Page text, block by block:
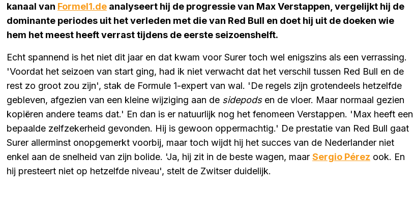
kanaal van Formel1.de analyseert hij de progressie van Max Verstappen, vergelijkt hij de
dominante periodes uit het verleden met die van Red Bull en doet hij uit de doeken wie
hem het meest heeft verrast tijdens de eerste seizoenshelft.
Echt spannend is het niet dit jaar en dat kwam voor Surer toch wel enigszins als een verrassing.
'Voordat het seizoen van start ging, had ik niet verwacht dat het verschil tussen Red Bull en de
rest zo groot zou zijn', stak de Formule 1-expert van wal. 'De regels zijn grotendeels hetzelfde
gebleven, afgezien van een kleine wijziging aan de sidepodsen de vloer. Maar normaal gezien
kopiëren andere teams dat.' En dan is er natuurlijk nog het fenomeen Verstappen. 'Max heeft een
bepaalde zelfzekerheid gevonden. Hij is gewoon oppermachtig.' De prestatie van Red Bull gaat
Surer allerminst onopgemerkt voorbij, maar toch wijdt hij het succes van de Nederlander niet
enkel aan de snelheid van zijn bolide. 'Ja, hij zit in de beste wagen, maar Sergio Pérez ook. En
hij presteert niet op hetzelfde niveau', stelt de Zwitser duidelijk.